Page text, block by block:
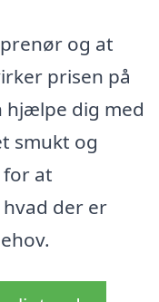
og at
prisen på
hjælpe dig med
smukt og
at
der er